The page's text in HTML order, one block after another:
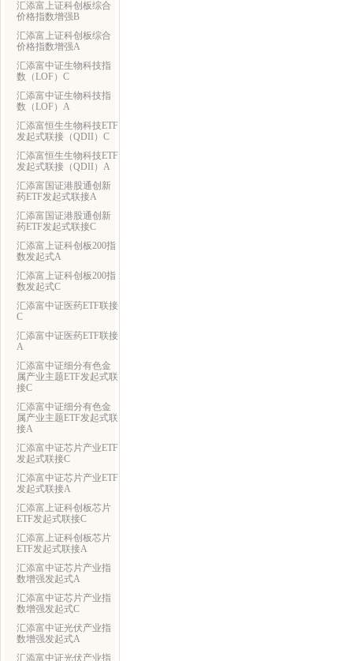
汇添富上证科创板综合
价格指数增强B
汇添富上证科创板综合
价格指数增强A
汇添富中证生物科技指
数（LOF）C
汇添富中证生物科技指
数（LOF）A
汇添富恒生生物科技ETF
发起式联接（QDII）C
汇添富恒生生物科技ETF
发起式联接（QDII）A
汇添富国证港股通创新
药ETF发起式联接A
汇添富国证港股通创新
药ETF发起式联接C
汇添富上证科创板200指
数发起式A
汇添富上证科创板200指
数发起式C
汇添富中证医药ETF联接
C
汇添富中证医药ETF联接
A
汇添富中证细分有色金
属产业主题ETF发起式联
接C
汇添富中证细分有色金
属产业主题ETF发起式联
接A
汇添富中证芯片产业ETF
发起式联接C
汇添富中证芯片产业ETF
发起式联接A
汇添富上证科创板芯片
ETF发起式联接C
汇添富上证科创板芯片
ETF发起式联接A
汇添富中证芯片产业指
数增强发起式A
汇添富中证芯片产业指
数增强发起式C
汇添富中证光伏产业指
数增强发起式A
汇添富中证光伏产业指